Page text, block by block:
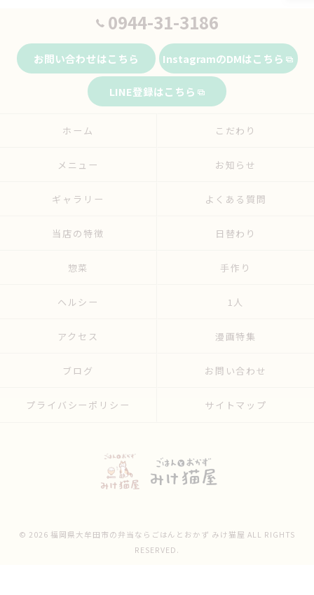
0944-31-3186
お問い合わせはこちら InstagramのDMはこちら
LINE登録はこちら
ホーム こだわり
メニュー お知らせ
ギャラリー よくある質問
当店の特徴 日替わり
惣菜 手作り
ヘルシー 1人
アクセス 漫画特集
ブログ お問い合わせ
プライバシーポリシー サイトマップ
© 2026 福岡県大牟田市の弁当ならごはんとおかず みけ猫屋 ALL RIGHTS
RESERVED.